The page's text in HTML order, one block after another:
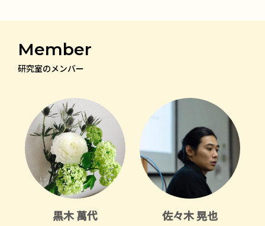
Member
研究室のメンバー
黒木 萬代 佐々木 晃也